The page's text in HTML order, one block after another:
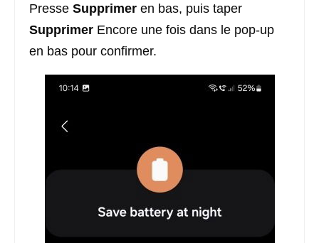
Presse Supprimer en bas, puis taper
Supprimer Encore une fois dans le pop-up
en bas pour confirmer.